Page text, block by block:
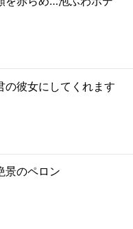
の彼女にしてくれます
景のペロン